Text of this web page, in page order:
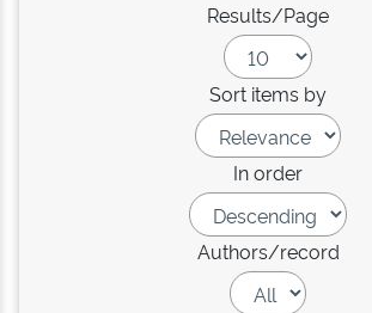
Results/Page
Sort items by
In order
Authors/record